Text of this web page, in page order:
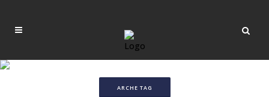
ARCHE TAG